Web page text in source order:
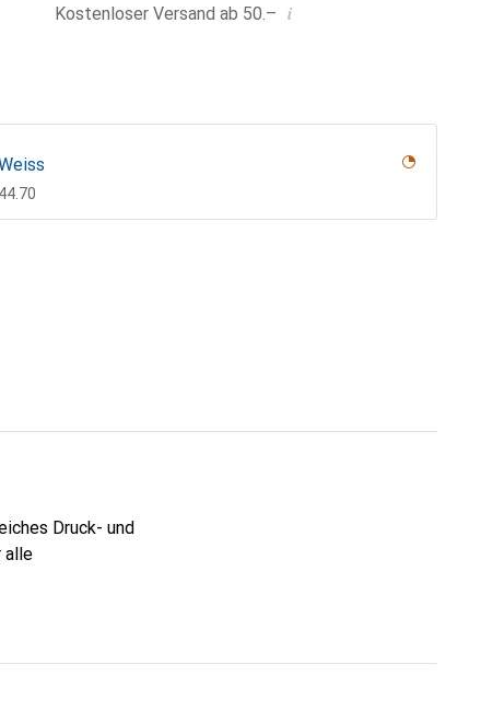
Kostenloser Versand ab 50.– i
CHF
44.70
Druck- und
alle